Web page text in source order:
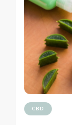
CBD